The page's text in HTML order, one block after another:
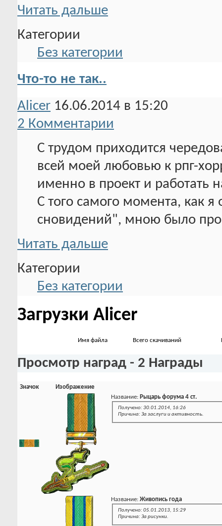
Читать дальше
Категории
Без категории
Что-то не так..
Alicer 16.06.2014 в 15:20
2 Комментарии
С трудом приходится
всей моей любовью к рпг-
именно в проект и работать
С того самого момента, как
сновидений", мною было
Читать дальше
Категории
Без категории
Загрузки Alicer
Имя файла Всего скачиваний
Просмотр наград - 2 Награды
Значок
Изображение
Название: Рыцарь форума 4 ст.
Получено: 30.01.2014, 16:26
Причина: За заслуги и активность.
Название: Живопись года
Получено: 05.01.2013, 15:29
Причина: За рисунки.